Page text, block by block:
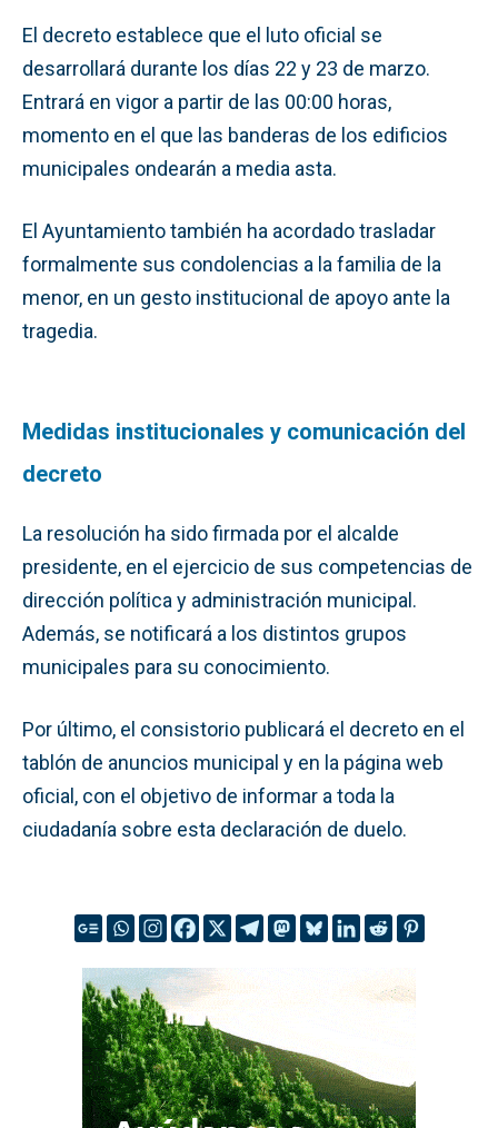
El decreto establece que el luto oficial se
desarrollará durante los días 22 y 23 de marzo.
Entrará en vigor a partir de las 00:00 horas,
momento en el que las banderas de los edificios
municipales ondearán a media asta.
El Ayuntamiento también ha acordado trasladar
formalmente sus condolencias a la familia de la
menor, en un gesto institucional de apoyo ante la
tragedia.
Medidas institucionales y comunicación del
decreto
La resolución ha sido firmada por el alcalde
presidente, en el ejercicio de sus competencias de
dirección política y administración municipal.
Además, se notificará a los distintos grupos
municipales para su conocimiento.
Por último, el consistorio publicará el decreto en el
tablón de anuncios municipal y en la página web
oficial, con el objetivo de informar a toda la
ciudadanía sobre esta declaración de duelo.